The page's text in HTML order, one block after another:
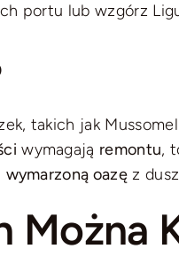
portu lub wzgórz
takich jak
wymagają remontu,
wymarzoną oazę z
Można